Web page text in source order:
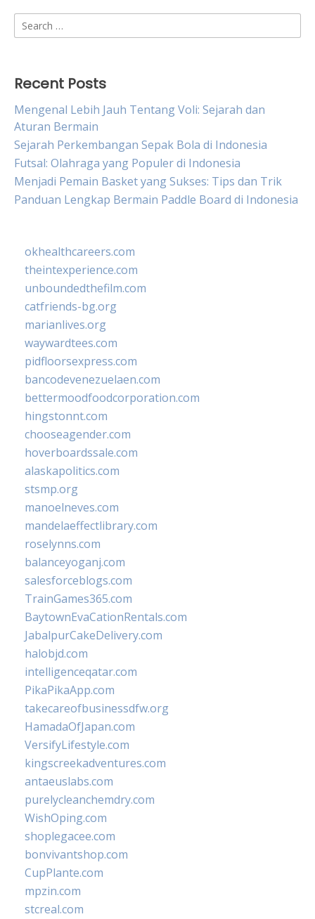
Search
for:
Recent Posts
Mengenal Lebih Jauh Tentang Voli: Sejarah dan
Aturan Bermain
Sejarah Perkembangan Sepak Bola di Indonesia
Futsal: Olahraga yang Populer di Indonesia
Menjadi Pemain Basket yang Sukses: Tips dan Trik
Panduan Lengkap Bermain Paddle Board di Indonesia
okhealthcareers.com
theintexperience.com
unboundedthefilm.com
catfriends-bg.org
marianlives.org
waywardtees.com
pidfloorsexpress.com
bancodevenezuelaen.com
bettermoodfoodcorporation.com
hingstonnt.com
chooseagender.com
hoverboardssale.com
alaskapolitics.com
stsmp.org
manoelneves.com
mandelaeffectlibrary.com
roselynns.com
balanceyoganj.com
salesforceblogs.com
TrainGames365.com
BaytownEvaCationRentals.com
JabalpurCakeDelivery.com
halobjd.com
intelligenceqatar.com
PikaPikaApp.com
takecareofbusinessdfw.org
HamadaOfJapan.com
VersifyLifestyle.com
kingscreekadventures.com
antaeuslabs.com
purelycleanchemdry.com
WishOping.com
shoplegacee.com
bonvivantshop.com
CupPlante.com
mpzin.com
stcreal.com